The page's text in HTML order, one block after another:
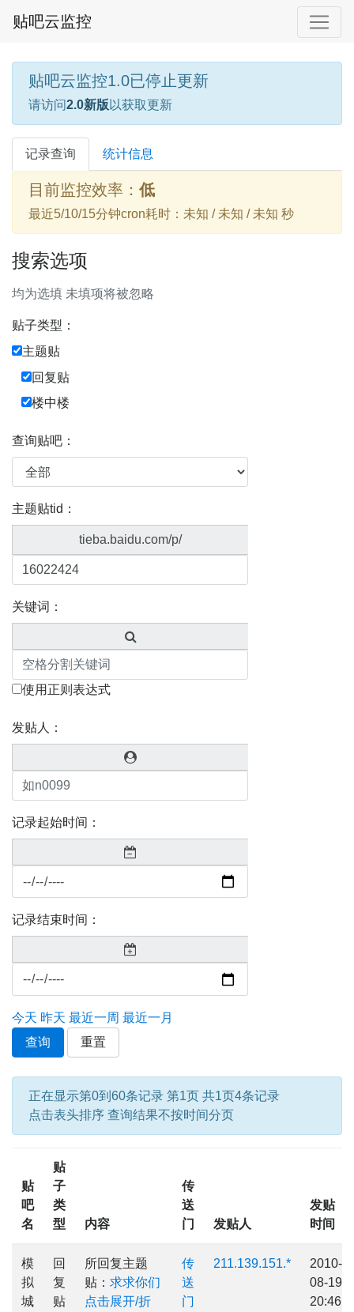
贴吧云监控
贴吧云监控1.0已停止更新
请访问2.0新版 以获取更新
记录查询 统计信息
目前监控效率： 低
最近5/10/15分钟cron耗时：未知 / 未知 / 未知 秒
搜索选项
均为选填 未填项将被忽略
贴子类型：
主题贴
回复贴
楼中楼
查询贴吧：
主题贴tid：
tieba.baidu.com/p/
关键词：
使用正则表达式
发贴人：
记录起始时间：
记录结束时间：
今天 昨天 最近一周 最近一月
查询
重置
正在显示第0到60条记录 第1页 共1页4条记录
点击表头排序 查询结果不按时间分页
贴
吧
名
贴
子
类
型
内容
传
送
门
发贴人
发贴
时间
模
拟
城
回
复
贴
所回复主题
贴： 求求你们
点击展开/折
传
送
门
211.139.151.*
2010-
08-19
20:46